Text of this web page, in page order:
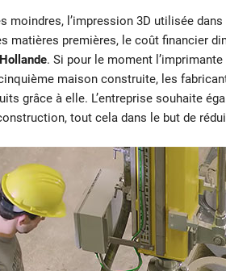
moindres, l’impression 3D utilisée
matières premières, le coût financier
Hollande. Si pour le moment
maison construite, les
grâce à elle. L’entreprise souhaite
tout cela dans le but de